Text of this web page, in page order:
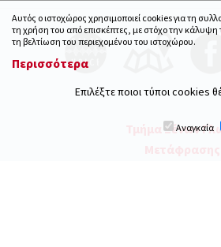
Τμήμα Ξένων
Αυτός ο ιστοχώρος χρησιμοποιεί cookies για τη
τη χρήση του από επισκέπτες, με στόχο την
τη βελτίωση του περιεχομένου του ιστοχώρου.
Περισσότερα
Επιλέξτε ποιοι τύποι cookies
Αναγκαία